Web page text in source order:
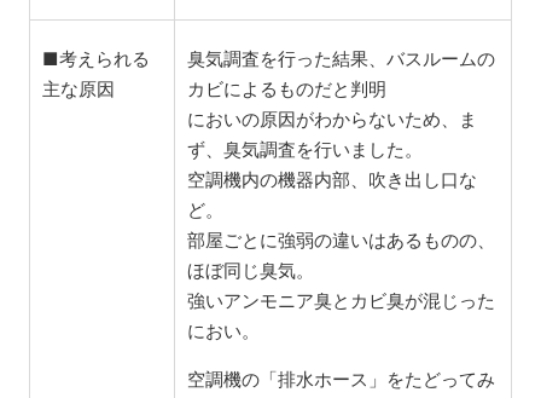
■考えられる
主な原因
臭気調査を行った結果、バスルームの
カビによるものだと判明
においの原因がわからないため、ま
ず、臭気調査を行いました。
空調機内の機器内部、吹き出し口な
ど。
部屋ごとに強弱の違いはあるものの、
ほぼ同じ臭気。
強いアンモニア臭とカビ臭が混じった
におい。
空調機の「排水ホース」をたどってみ